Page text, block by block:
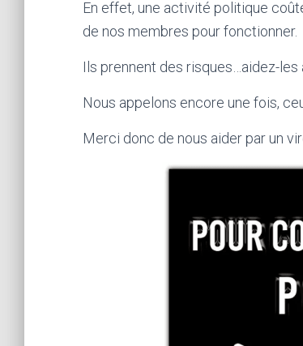
En effet, une activité politique
de nos membres pour fonctionner.
Ils prennent des risques…aidez-les
Nous appelons encore une fois,
Merci donc de nous aider par un